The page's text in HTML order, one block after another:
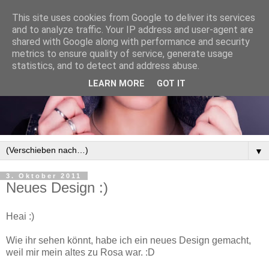
▼
3. Oktober 2011
Neues Design :)
Heai :)
Wie ihr sehen könnt, habe ich ein neues Design gemacht,
weil mir mein altes zu Rosa war. :D
This site uses cookies from Google to deliver its services
and to analyze traffic. Your IP address and user-agent are
shared with Google along with performance and security
metrics to ensure quality of service, generate usage
statistics, and to detect and address abuse.
LEARN MORE GOT IT